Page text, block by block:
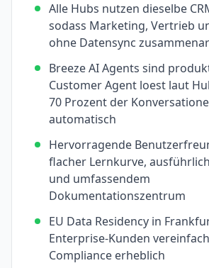
Alle Hubs nutzen dieselbe
sodass Marketing, Vertrieb
ohne Datensync
Breeze AI Agents sind
Customer Agent loest laut
70 Prozent der
automatisch
Hervorragende
flacher Lernkurve,
und umfassendem
Dokumentationszentrum
EU Data Residency in
Enterprise-Kunden
Compliance erheblich